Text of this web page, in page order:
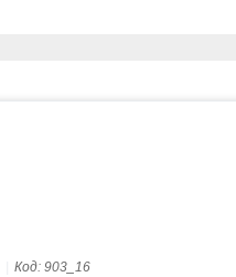
Код: 903_16